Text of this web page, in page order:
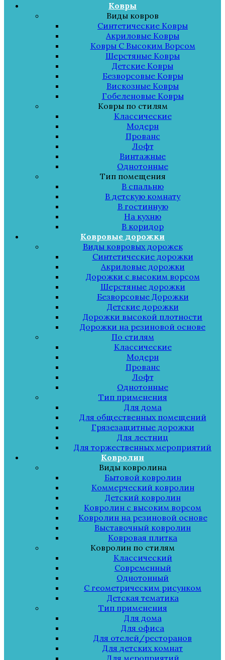
Ковры
Виды ковров
Синтетические Ковры
Акриловые Ковры
Ковры С Высоким Ворсом
Шерстяные Ковры
Детские Ковры
Безворсовые Ковры
Вискозные Ковры
Гобеленовые Ковры
Ковры по стилям
Классические
Модерн
Прованс
Лофт
Винтажные
Однотонные
Тип помещения
В спальню
В детскую комнату
В гостинную
На кухню
В коридор
Ковровые дорожки
Виды ковровых дорожек
Синтетические дорожки
Акриловые дорожки
Дорожки с высоким ворсом
Шерстяные дорожки
Безворсовые Дорожки
Детские дорожки
Дорожки высокой плотности
Дорожки на резиновой основе
По стилям
Классические
Модерн
Прованс
Лофт
Однотонные
Тип применения
Для дома
Для общественных помещений
Грязезащитные дорожки
Для лестниц
Для торжественных мероприятий
Ковролин
Виды ковролина
Бытовой ковролин
Коммерческий ковролин
Детский ковролин
Ковролин с высоким ворсом
Ковролин на резиновой основе
Выставочный ковролин
Ковровая плитка
Ковролин по стилям
Классический
Современный
Однотонный
С геометрическим рисунком
Детская тематика
Тип применения
Для дома
Для офиса
Для отелей/ресторанов
Для детских комнат
Для мероприятий